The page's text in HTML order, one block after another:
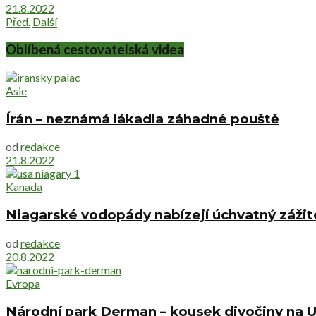
21.8.2022
Před. Další
Oblíbená cestovatelská videa
Asie
Írán – neznámá lákadla záhadné pouště
od redakce
21.8.2022
Kanada
Niagarské vodopády nabízejí úchvatný
od redakce
20.8.2022
Evropa
Národní park Derman – kousek divočiny na